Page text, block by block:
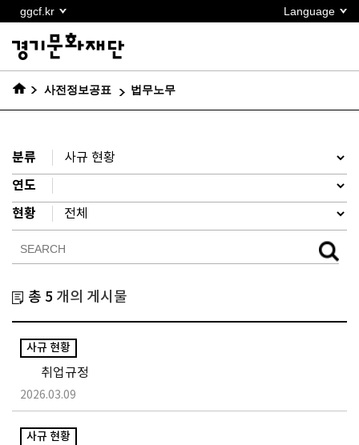
바로가기
ggcf.kr Language
사전정보공표 법무노무
분류
연도
현황
총 5 개의 게시물
사규 현황
취업규정
2026.03.09
사규 현황